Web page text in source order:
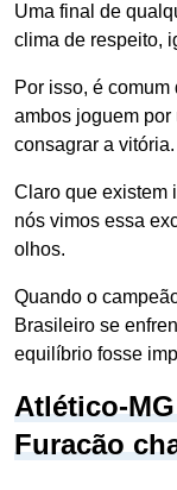
Uma final de
clima de respeito,
Por isso, é
ambos joguem por
consagrar a vitória.
Claro que existem
nós vimos essa
olhos.
Quando o
Brasileiro se
equilíbrio fosse
Atlético-
Furacão